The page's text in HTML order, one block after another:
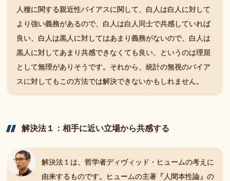
人種に関する親近性バイアスに関して、白人は白人に対して
より強い義務があるので、白人は白人同士で共感していれば
良い、白人は黒人に対してはあまり義務がないので、白人は
黒人に対してあまり共感できなくても良い、というのは理屈
として無理がありそうです。それから、統計の無視のバイア
スに対してもこの方法では解決できないかもしれません。
解決法１： 相手に近い立場から共感する
解決法１は、哲学者ディヴィッド・ヒュームの考えに
由来するものです。ヒュームの主著『人間本性論』の